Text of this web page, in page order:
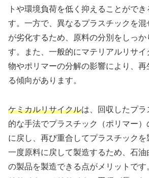
トや環境負荷を低く抑えることがで
す。一方で、異なるプラスチックを
が劣化するため、原料の分別をしっか
す。また、一般的にマテリアルリサ
物やポリマーの分解の影響により、
る傾向があります。
ケミカルリサイクルは、回収したプ
的な手法でプラスチック（ポリマー）
に戻し、再び重合してプラスチックを
一度原料に戻して製造するため、石
の製品を製造できる点がメリットで